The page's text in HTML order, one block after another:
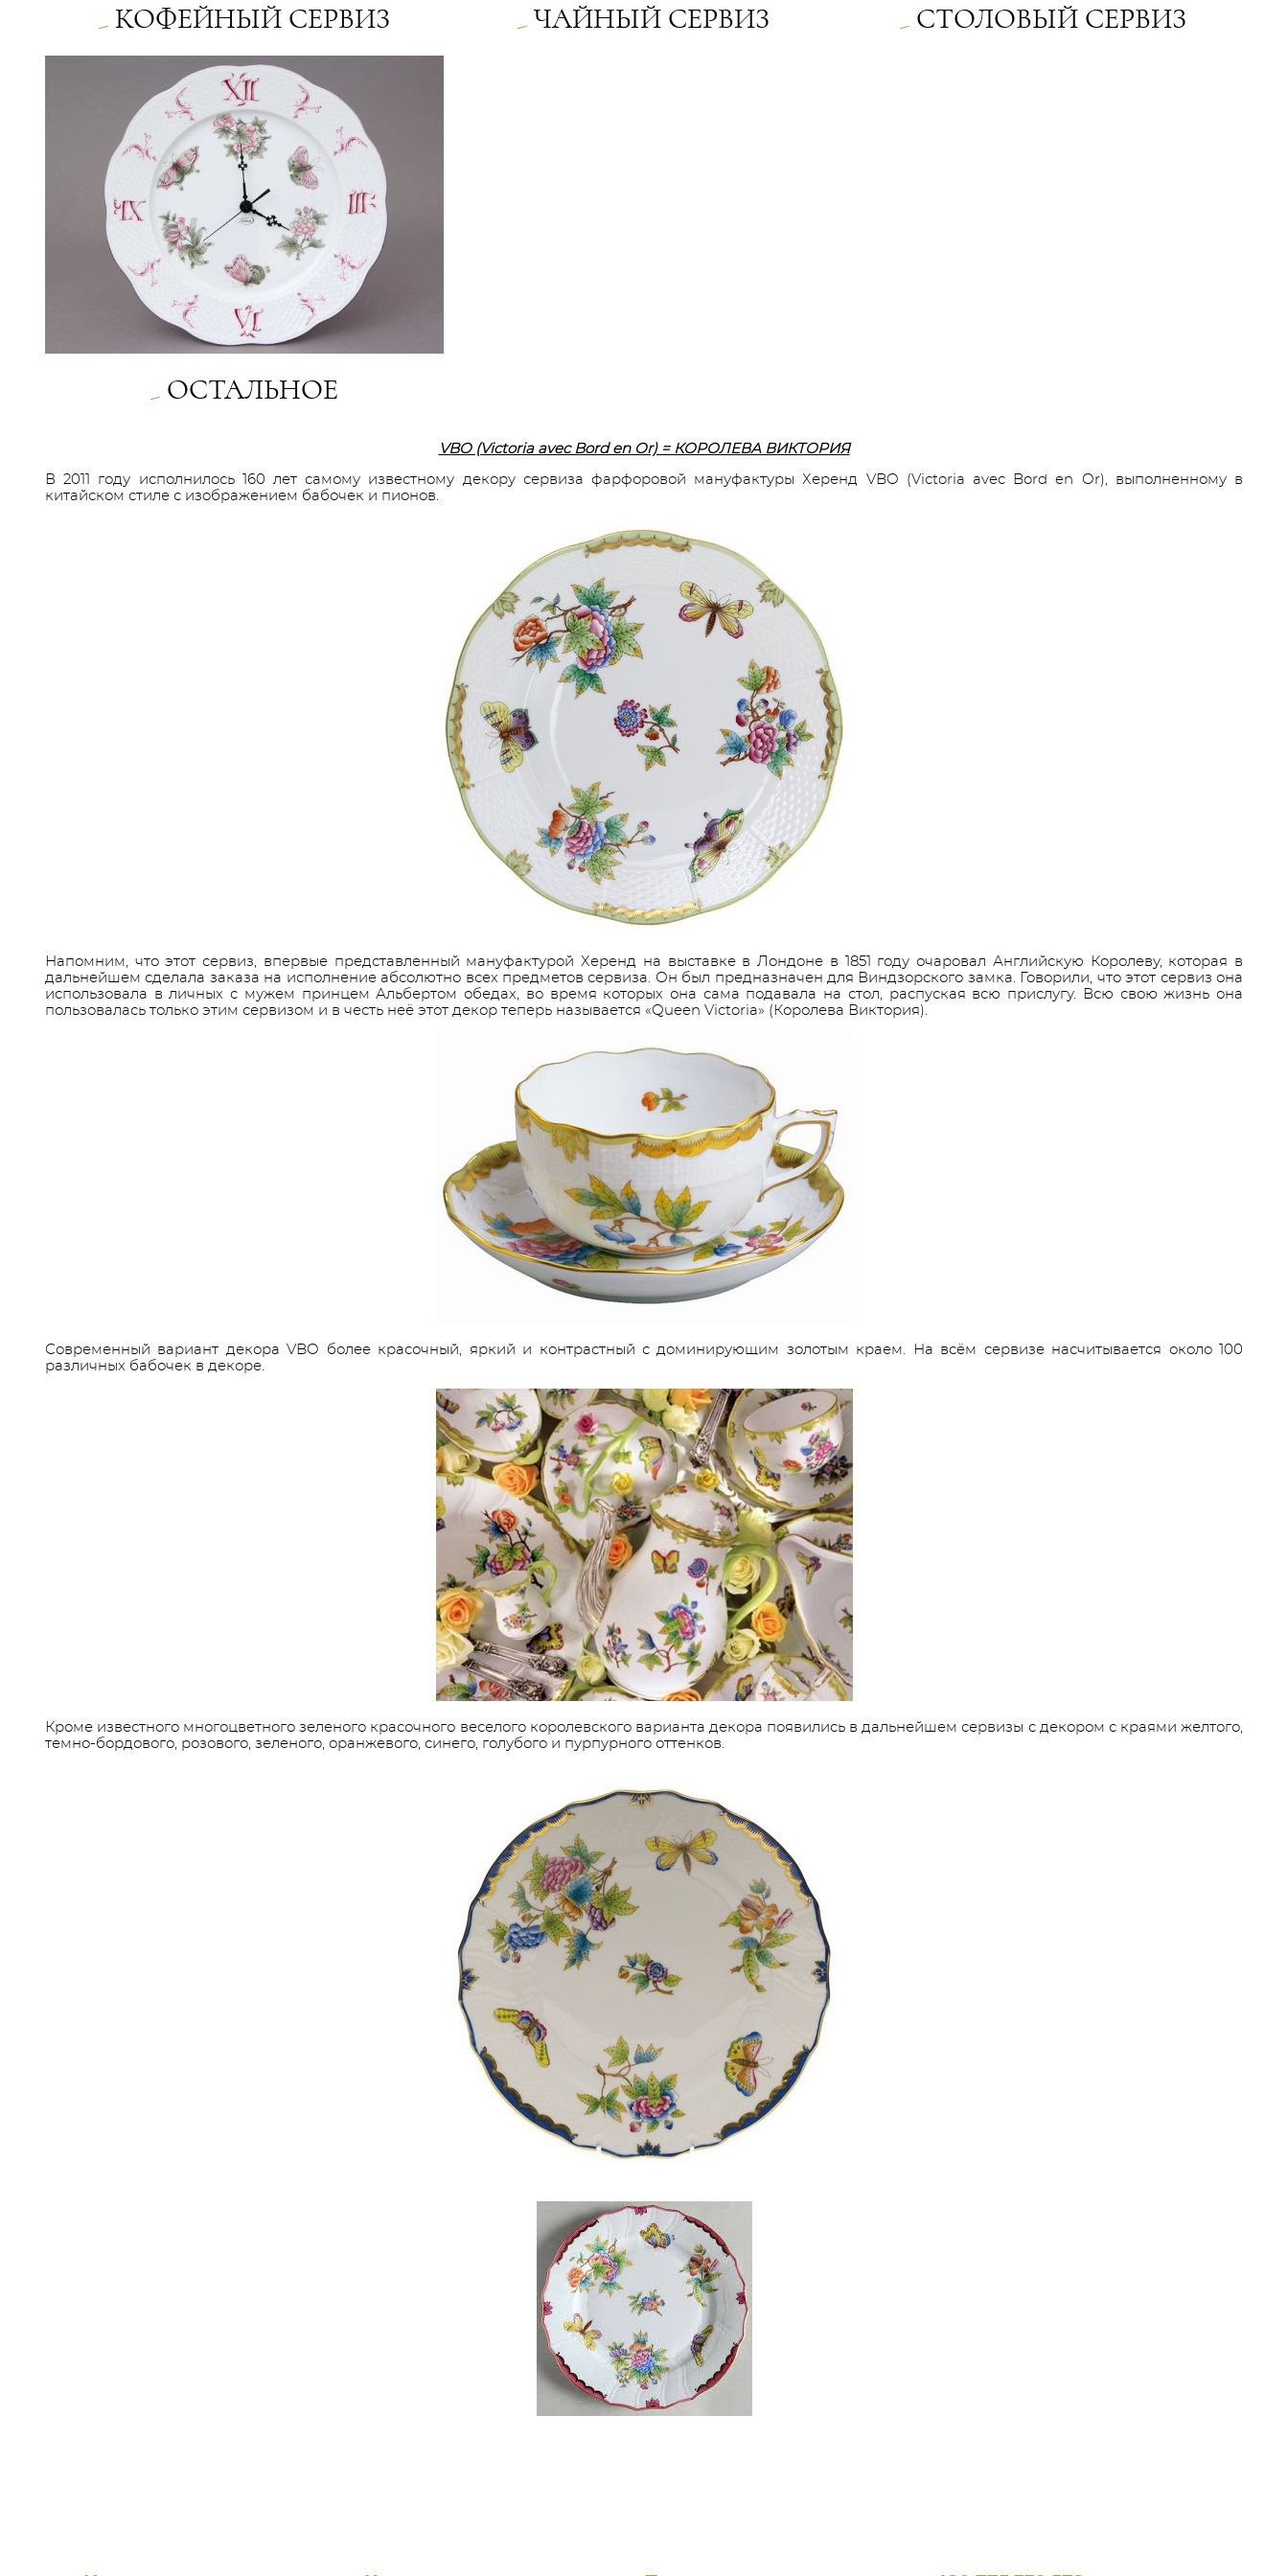
КОФЕЙНЫЙ СЕРВИЗ ЧАЙНЫЙ СЕРВИЗ СТОЛОВЫЙ СЕРВИЗ
ОСТАЛЬНОЕ
VBO (Victoria avec Bord en Or) = КОРОЛЕВА ВИКТОРИЯ
В 2011 году исполнилось 160 лет самому известному декору сервиза фарфоровой мануфактуры Херенд VBO (Victoria avec Bord en Or), выполненному в
китайском стиле с изображением бабочек и пионов.
Напомним, что этот сервиз, впервые представленный мануфактурой Херенд на выставке в Лондоне в 1851 году очаровал Английскую Королеву, которая в
дальнейшем сделала заказа на исполнение абсолютно всех предметов сервиза. Он был предназначен для Виндзорского замка. Говорили, что этот сервиз она
использовала в личных с мужем принцем Альбертом обедах, во время которых она сама подавала на стол, распуская всю прислугу. Всю свою жизнь она
пользовалась только этим сервизом и в честь неё этот декор теперь называется «Queen Victoria» (Королева Виктория).
Современный вариант декора VBO более красочный, яркий и контрастный с доминирующим золотым краем. На всём сервизе насчитывается около 100
различных бабочек в декоре.
Кроме известного многоцветного зеленого красочного веселого королевского варианта декора появились в дальнейшем сервизы с декором с краями желтого,
темно-бордового, розового, зеленого, оранжевого, синего, голубого и пурпурного оттенков.